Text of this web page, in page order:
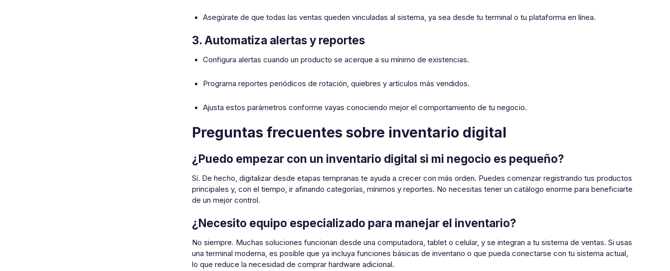
Asegúrate de que todas las ventas queden vinculadas al sistema, ya sea desde tu terminal o tu plataforma en línea.
3. Automatiza alertas y reportes
Configura alertas cuando un producto se acerque a su mínimo de existencias.
Programa reportes periódicos de rotación, quiebres y artículos más vendidos.
Ajusta estos parámetros conforme vayas conociendo mejor el comportamiento de tu negocio.
Preguntas frecuentes sobre inventario digital
¿Puedo empezar con un inventario digital si mi negocio es pequeño?
Sí. De hecho, digitalizar desde etapas tempranas te ayuda a crecer con más orden. Puedes comenzar registrando tus productos
principales y, con el tiempo, ir afinando categorías, mínimos y reportes. No necesitas tener un catálogo enorme para beneficiarte
de un mejor control.
¿Necesito equipo especializado para manejar el inventario?
No siempre. Muchas soluciones funcionan desde una computadora, tablet o celular, y se integran a tu sistema de ventas. Si usas
una terminal moderna, es posible que ya incluya funciones básicas de inventario o que pueda conectarse con tu sistema actual,
lo que reduce la necesidad de comprar hardware adicional.